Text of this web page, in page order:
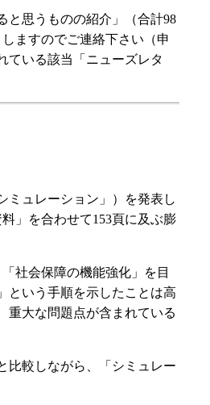
と思うものの紹介」（合計98
ますのでご連絡下さい（申
ている該当「ニューズレタ
ミュレーション」）を発表し
」を合わせて153頁に及ぶ膨
社会保障の機能強化」を目
という手順を示したことは高
重大な問題点が含まれている
比較しながら、「シミュレー